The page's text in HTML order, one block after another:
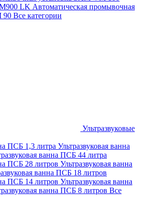
LK Автоматическая промывочная
90 Все категории
Ультразвуковые
ПСБ 1,3 литра Ультразвуковая ванна
ванна ПСБ 44 литра
ПСБ 28 литров Ультразвуковая ванна
ванна ПСБ 18 литров
ПСБ 14 литров Ультразвуковая ванна
ванна ПСБ 8 литров Все